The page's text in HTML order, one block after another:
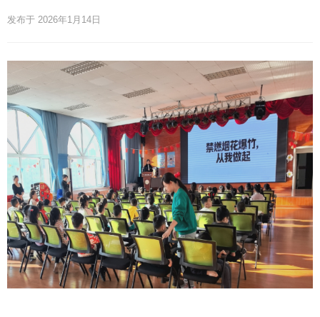
发布于 2026年1月14日